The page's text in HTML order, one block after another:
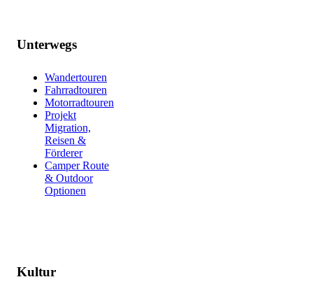
Unterwegs
Wandertouren
Fahrradtouren
Motorradtouren
Projekt
Migration,
Reisen &
Förderer
Camper Route
& Outdoor
Optionen
Kultur